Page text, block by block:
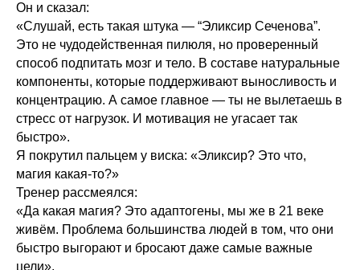
Он и сказал:
«Слушай, есть такая штука — “Эликсир Сеченова”.
Это не чудодейственная пилюля, но проверенный
способ подпитать мозг и тело. В составе натуральные
компоненты, которые поддерживают выносливость и
концентрацию. А самое главное — ты не вылетаешь в
стресс от нагрузок. И мотивация не угасает так
быстро».
Я покрутил пальцем у виска: «Эликсир? Это что,
магия какая-то?»
Тренер рассмеялся:
«Да какая магия? Это адаптогены, мы же в 21 веке
живём. Проблема большинства людей в том, что они
быстро выгорают и бросают даже самые важные
цели».